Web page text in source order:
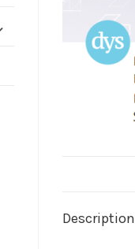
Description